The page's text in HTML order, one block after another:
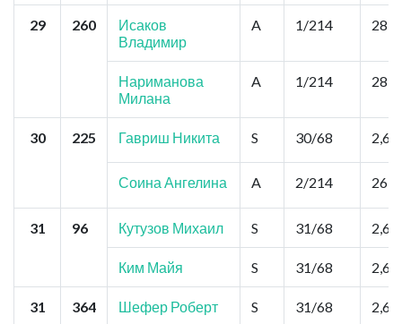
29 260
Исаков
Владимир
A 1/214 28,6
Нариманова
Милана
A 1/214 28,6
30 225 Гавриш Никита S 30/68 2,6
Соина Ангелина A 2/214 26,0
31 96 Кутузов Михаил S 31/68 2,6
Ким Майя S 31/68 2,6
31 364 Шефер Роберт S 31/68 2,6